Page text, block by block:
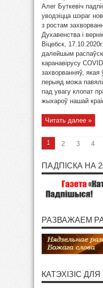
Алег Буткевіч
уводзіцца шэраг
з ростам
Духавенства і
Віцебск,
далейшым
каранавірусу
захворванняў, якая
перыяд можа
пад увагу клопат
жыхароў нашай
Читать далее »
1 2 3 4
ПАДПІСКА НА
РАЗВАЖАЕМ
КАТЭХІЗІС